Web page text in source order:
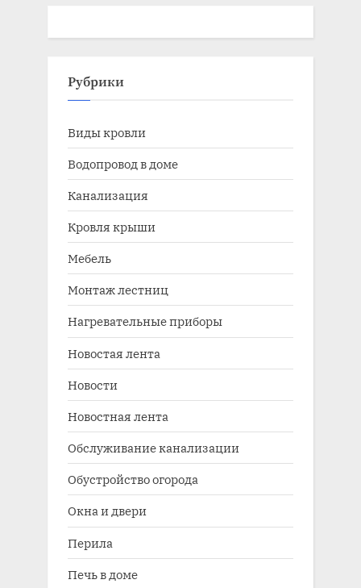
Рубрики
Виды кровли
Водопровод в доме
Канализация
Кровля крыши
Мебель
Монтаж лестниц
Нагревательные приборы
Новостая лента
Новости
Новостная лента
Обслуживание канализации
Обустройство огорода
Окна и двери
Перила
Печь в доме